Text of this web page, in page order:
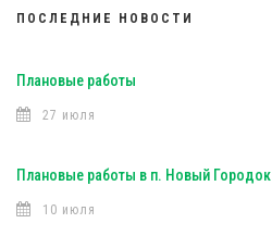
ПОСЛЕДНИЕ НОВОСТИ
Плановые работы
27 июля
Плановые работы в п. Новый Городок
10 июля